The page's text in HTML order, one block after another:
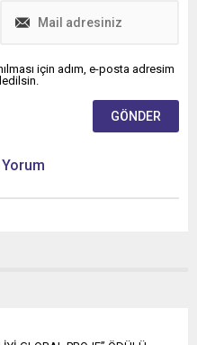
için adım, e-posta adresim